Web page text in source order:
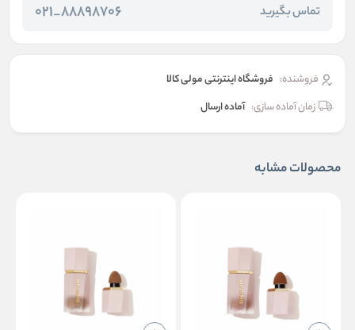
تماس بگیرید 88898706_021
فروشنده: فروشگاه اینترنتی مولی کالا
زمان آماده سازی: آماده ارسال
محصولات مشابه